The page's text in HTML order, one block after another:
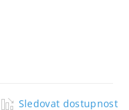
Sledovat dostupnost